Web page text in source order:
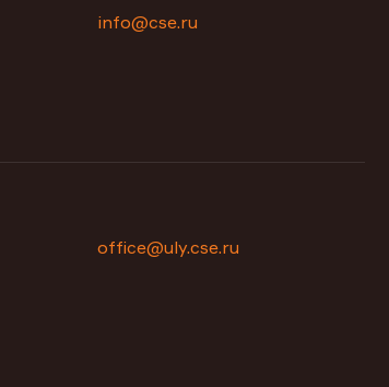
info@cse.ru
office@uly.cse.ru